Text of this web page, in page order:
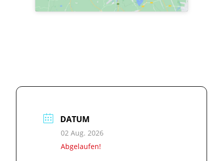
DATUM
02 Aug. 2026
Abgelaufen!